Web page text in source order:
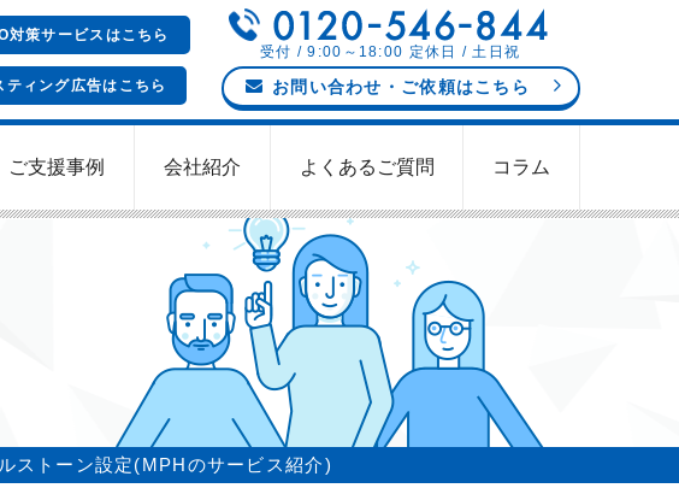
対策サービスはこちら
ティング広告はこちら
受付 / 9:00～18:00 定休日 / 土日祝
お問い合わせ ・ご依頼はこちら
ご支援事例 会社紹介 よくあるご質問 コラム
ストーン設定(MPHのサービス紹介)